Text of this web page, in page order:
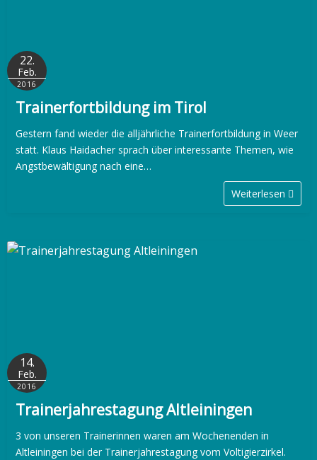
22.
Feb.
2016
Trainerfortbildung im Tirol
Gestern fand wieder die alljährliche Trainerfortbildung in Weer
statt. Klaus Haidacher sprach über interessante Themen, wie
Angstbewältigung nach eine…
Weiterlesen
14.
Feb.
2016
Trainerjahrestagung Altleiningen
3 von unseren Trainerinnen waren am Wochenenden in
Altleiningen bei der Trainerjahrestagung vom Voltigierzirkel.